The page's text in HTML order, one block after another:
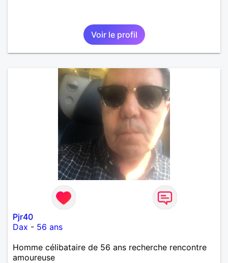
Voir le profil
Pjr40
Dax - 56 ans
Homme célibataire de 56 ans recherche rencontre
amoureuse